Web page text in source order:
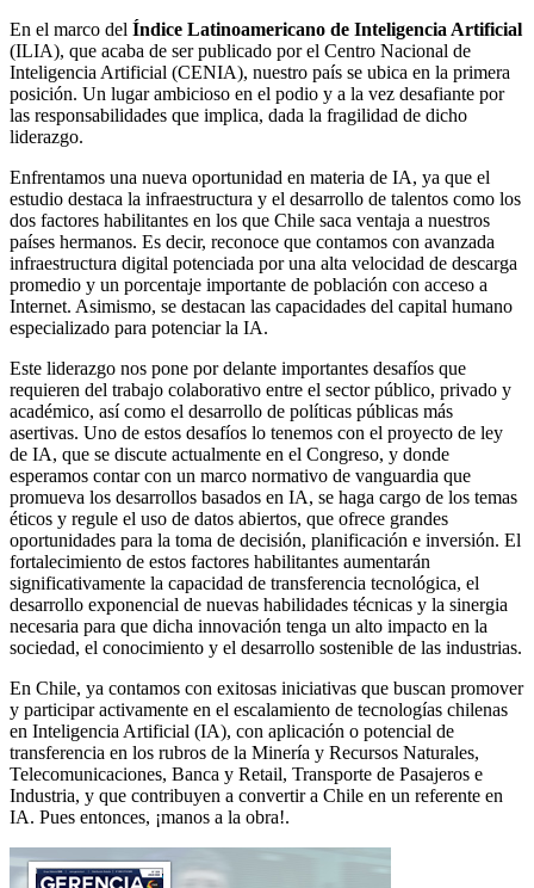
En el marco del Índice Latinoamericano de Inteligencia Artificial
(ILIA), que acaba de ser publicado por el Centro Nacional de
Inteligencia Artificial (CENIA), nuestro país se ubica en la primera
posición. Un lugar ambicioso en el podio y a la vez desafiante por
las responsabilidades que implica, dada la fragilidad de dicho
liderazgo.
Enfrentamos una nueva oportunidad en materia de IA, ya que el
estudio destaca la infraestructura y el desarrollo de talentos como los
dos factores habilitantes en los que Chile saca ventaja a nuestros
países hermanos. Es decir, reconoce que contamos con avanzada
infraestructura digital potenciada por una alta velocidad de descarga
promedio y un porcentaje importante de población con acceso a
Internet. Asimismo, se destacan las capacidades del capital humano
especializado para potenciar la IA.
Este liderazgo nos pone por delante importantes desafíos que
requieren del trabajo colaborativo entre el sector público, privado y
académico, así como el desarrollo de políticas públicas más
asertivas. Uno de estos desafíos lo tenemos con el proyecto de ley
de IA, que se discute actualmente en el Congreso, y donde
esperamos contar con un marco normativo de vanguardia que
promueva los desarrollos basados en IA, se haga cargo de los temas
éticos y regule el uso de datos abiertos, que ofrece grandes
oportunidades para la toma de decisión, planificación e inversión. El
fortalecimiento de estos factores habilitantes aumentarán
significativamente la capacidad de transferencia tecnológica, el
desarrollo exponencial de nuevas habilidades técnicas y la sinergia
necesaria para que dicha innovación tenga un alto impacto en la
sociedad, el conocimiento y el desarrollo sostenible de las industrias.
En Chile, ya contamos con exitosas iniciativas que buscan promover
y participar activamente en el escalamiento de tecnologías chilenas
en Inteligencia Artificial (IA), con aplicación o potencial de
transferencia en los rubros de la Minería y Recursos Naturales,
Telecomunicaciones, Banca y Retail, Transporte de Pasajeros e
Industria, y que contribuyen a convertir a Chile en un referente en
IA. Pues entonces, ¡manos a la obra!.